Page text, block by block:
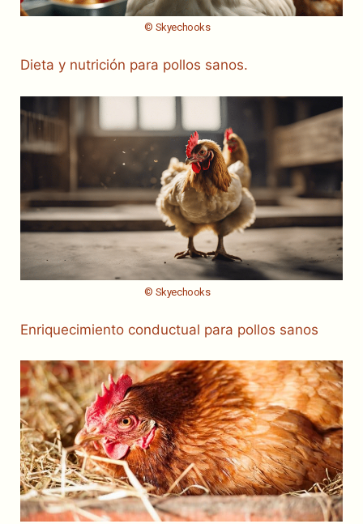
© Skyechooks
Dieta y nutrición para pollos sanos.
© Skyechooks
Enriquecimiento conductual para pollos sanos